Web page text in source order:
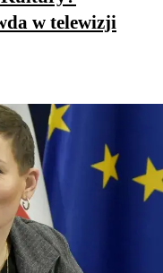
w telewizji